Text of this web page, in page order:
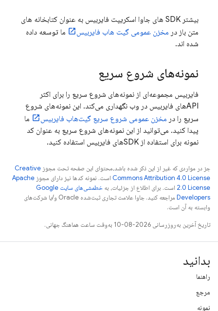
بیشتر SDK های جاوا اسکریپت فایربیس به عنوان کتابخانه های
متن باز در مخزن عمومی گیت هاب فایربیس
ما توسعه داده
شده اند.
نمونه‌های شروع سریع
فایربیس مجموعه‌ای از نمونه‌های شروع سریع را برای اکثر
APIهای فایربیس در وب نگهداری می‌کند. این نمونه‌های شروع
سریع را در مخزن عمومی شروع سریع گیت‌هاب فایربیس
ما
پیدا کنید. می‌توانید از این نمونه‌های شروع سریع به عنوان کد
نمونه برای استفاده از SDKهای فایربیس استفاده کنید.
جز در مواردی که غیر از این ذکر شده باشد،‌محتوای این صفحه تحت مجوز Creative
Commons Attribution 4.0 License است. نمونه کدها نیز دارای مجوز Apache
2.0 License است. برای اطلاع از جزئیات، به
خطمشی‌های سایت Google
Developers‏
مراجعه کنید. جاوا علامت تجاری ثبت‌شده Oracle و/یا شرکت‌های
وابسته به آن است.
تاریخ آخرین به‌روزرسانی 2026-08-10 به‌وقت ساعت هماهنگ جهانی.
بدانید
راهنما
مرجع
نمونه